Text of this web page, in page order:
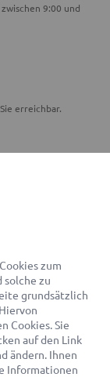
9:00 und
erreichbar.
finden
zum
solche zu
grundsätzlich
Cookies. Sie
auf den Link
ändern. Ihnen
Informationen